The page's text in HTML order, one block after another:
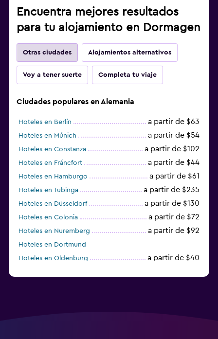
Encuentra mejores resultados
para tu alojamiento en Dormagen
Otras ciudades Alojamientos alternativos
Voy a tener suerte Completa tu viaje
Ciudades populares en Alemania
Hoteles en Berlín a partir de $63
Hoteles en Múnich a partir de $54
Hoteles en Constanza a partir de $102
Hoteles en Fráncfort a partir de $44
Hoteles en Hamburgo a partir de $61
Hoteles en Tubinga a partir de $235
Hoteles en Düsseldorf a partir de $130
Hoteles en Colonia a partir de $72
Hoteles en Nuremberg a partir de $92
Hoteles en Dortmund
Hoteles en Oldenburg
a partir de $40